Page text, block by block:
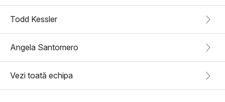
Todd Kessler
Angela Santomero
Vezi toată echipa